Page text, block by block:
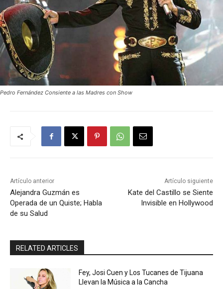
Pedro Fernández Consiente a las Madres con Show
Artículo anterior
Alejandra Guzmán es
Operada de un Quiste; Habla
de su Salud
Artículo siguiente
Kate del Castillo se Siente
Invisible en Hollywood
RELATED ARTICLES
Fey, Josi Cuen y Los Tucanes de Tijuana
Llevan la Música a la Cancha